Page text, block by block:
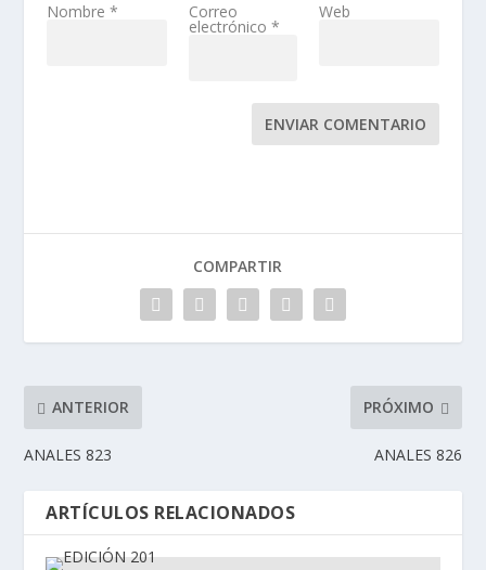
Nombre * Correo
electrónico *
Web
ENVIAR COMENTARIO
COMPARTIR
ANTERIOR
ANALES 823
PRÓXIMO
ANALES 826
ARTÍCULOS RELACIONADOS